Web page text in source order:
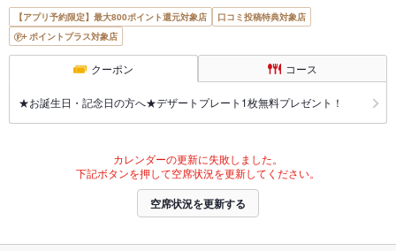
【アプリ予約限定】最大800ポイント還元対象店
口コミ投稿特典対象店
ポイントプラス対象店
クーポン コース
★お誕生日・記念日の方へ★デザートプレート1枚無料プレゼント！
カレンダーの更新に失敗しました。
下記ボタンを押して空席状況を更新してください。
空席状況を更新する